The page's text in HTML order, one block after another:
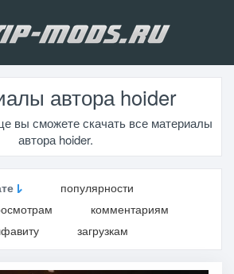
автора hoider
вы сможете скачать все материалы
автора hoider.
популярности
комментариям
загрузкам